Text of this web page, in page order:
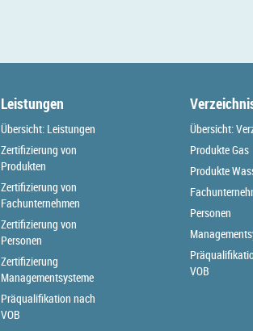
Leistungen
Übersicht: Leistungen
Zertifizierung von
Produkten
Zertifizierung von
Fachunternehmen
Zertifizierung von
Personen
Zertifizierung
Managementsysteme
Präqualifikation nach
VOB
Übersicht:
Produkte Gas
Produkte
Personen
VOB